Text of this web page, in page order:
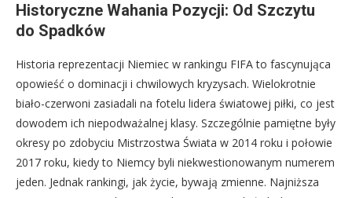
Historyczne Wahania Pozycji: Od Szczytu
do Spadków
Historia reprezentacji Niemiec w rankingu FIFA to fascynująca
opowieść o dominacji i chwilowych kryzysach. Wielokrotnie
biało-czerwoni zasiadali na fotelu lidera światowej piłki, co jest
dowodem ich niepodważalnej klasy. Szczególnie pamiętne były
okresy po zdobyciu Mistrzostwa Świata w 2014 roku i połowie
2017 roku, kiedy to Niemcy byli niekwestionowanym numerem
jeden. Jednak rankingi, jak życie, bywają zmienne. Najniższa